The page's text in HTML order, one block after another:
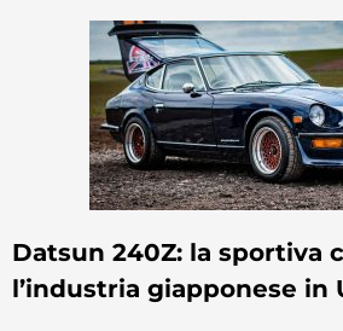
Datsun 240Z: la sportiva
l’industria giapponese in